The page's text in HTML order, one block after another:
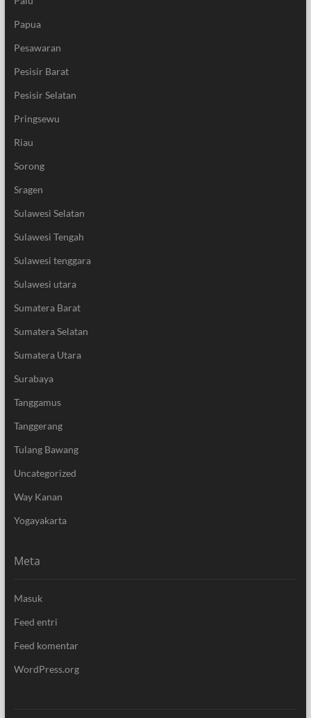
Papua
Pesawaran
Pesisir Barat
Pesisir Selatan
Pringsewu
Riau
Sorong
Sragen
Sulawesi Selatan
Sulawesi Tengah
Sulawesi tenggara
Sulawesi utara
Sumatera Barat
Sumatera Selatan
Sumatera Utara
Surabaya
Tanggamus
Tanggerang
Tulang Bawang
Uncategorized
Way Kanan
Yogayakarta
Meta
Masuk
Feed entri
Feed komentar
WordPress.org